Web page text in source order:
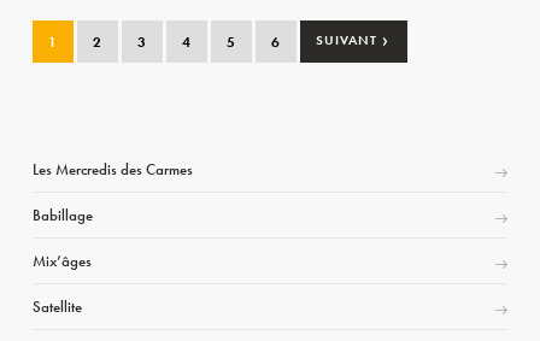
1 2 3 4 5 6 SUIVANT ›
Les Mercredis des Carmes
Babillage
Mix’âges
Satellite